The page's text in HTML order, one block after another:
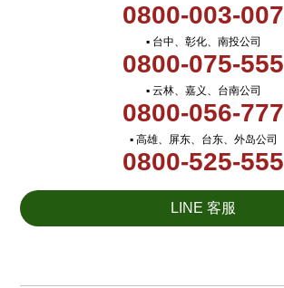
0800-003-007
▪ 台中、彰化、南投公司
0800-075-555
▪ 云林、嘉义、台南公司
0800-056-777
▪ 高雄、屏东、台东、外岛公司
0800-525-555
LINE 客服